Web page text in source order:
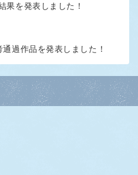
果を発表しました！
過作品を発表しました！